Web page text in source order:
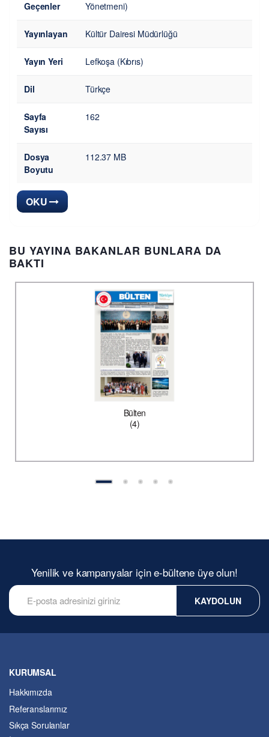
Geçenler
Yönetmeni)
Yayınlayan Kültür Dairesi Müdürlüğü
Yayın Yeri Lefkoşa (Kıbrıs)
Dil Türkçe
Sayfa
Sayısı
162
Dosya
Boyutu
112.37 MB
OKU
BU YAYINA BAKANLAR BUNLARA DA
BAKTI
Bülten
(4)
Yenilik ve kampanyalar için e-bültene üye olun!
KAYDOLUN
KURUMSAL
Hakkımızda
Referanslarımız
Sıkça Sorulanlar